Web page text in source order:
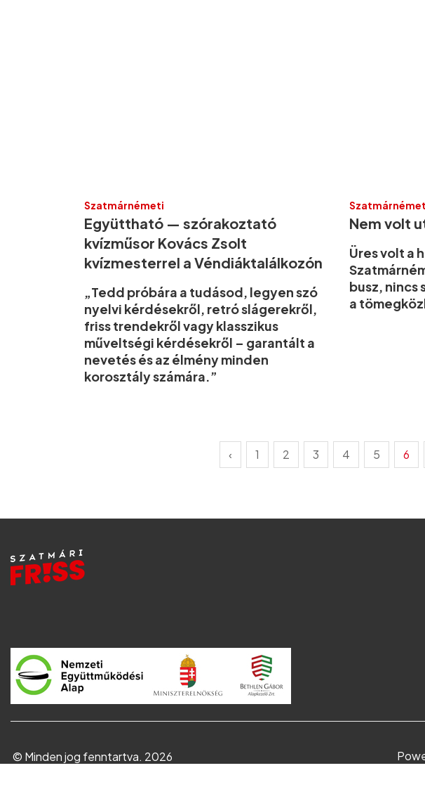
Szatmárnémeti
Együttható — szórakoztató
kvízműsor Kovács Zsolt
kvízmesterrel a Véndiáktalálkozón
„Tedd próbára a tudásod, legyen szó
nyelvi kérdésekről, retró slágerekről,
friss trendekről vagy klasszikus
műveltségi kérdésekről – garantált a
nevetés és az élmény minden
korosztály számára.”
Nem volt
Üres volt a
busz, nincs
a
‹ 1 2 3 4 5 6
© Minden jog fenntartva. 2026